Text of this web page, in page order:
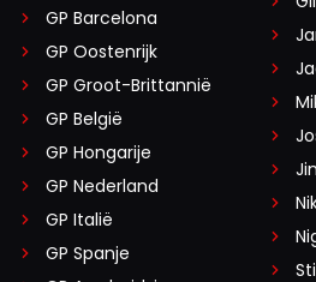
GP Barcelona
GP Oostenrijk
GP Groot-Brittannië
GP België
GP Hongarije
GP Nederland
GP Italië
GP Spanje